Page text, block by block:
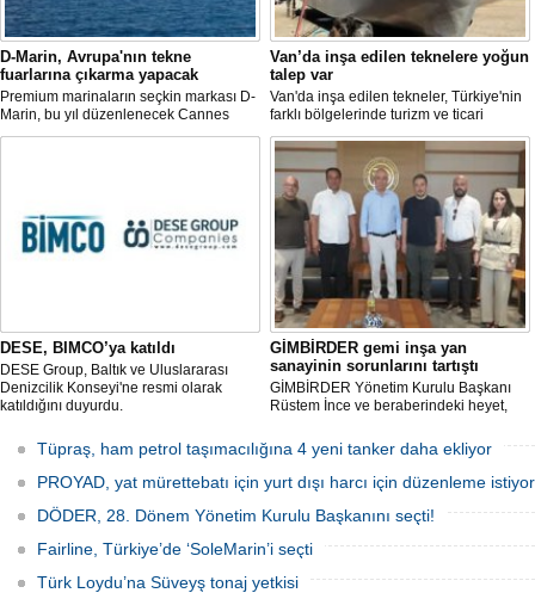
D-Marin, Avrupa'nın tekne
fuarlarına çıkarma yapacak
Premium marinaların seçkin markası D-
Marin, bu yıl düzenlenecek Cannes
Yachting Festival ve Cenova
Van’da inşa edilen teknelere yoğun
talep var
Van'da inşa edilen tekneler, Türkiye'nin
farklı bölgelerinde turizm ve ticari
faaliyetlerde kullanılmak üzere deniz ve
göllerle buluşuyor. Müşterilerin
taleplerine göre özel olarak tasarlanan
tekneler, donanım ve özelliklerine göre
şekillendirilerek teslim ediliyor.
DESE, BIMCO’ya katıldı
DESE Group, Baltık ve Uluslararası
Denizcilik Konseyi'ne resmi olarak
katıldığını duyurdu.
GİMBİRDER gemi inşa yan
sanayinin sorunlarını tartıştı
GİMBİRDER Yönetim Kurulu Başkanı
Rüstem İnce ve beraberindeki heyet,
ziyaret etti. Görüşmede tersane taşeron
firmalarının yaşadığı sektörel sorunlar
ile vergi uygulamalarındaki
mağduriyetler ele alındı.
Tüpraş, ham petrol taşımacılığına 4 yeni tanker daha ekliyor
PROYAD, yat mürettebatı için yurt dışı harcı için düzenleme istiyor
DÖDER, 28. Dönem Yönetim Kurulu Başkanını seçti!
Fairline, Türkiye’de ‘SoleMarin’i seçti
Türk Loydu’na Süveyş tonaj yetkisi